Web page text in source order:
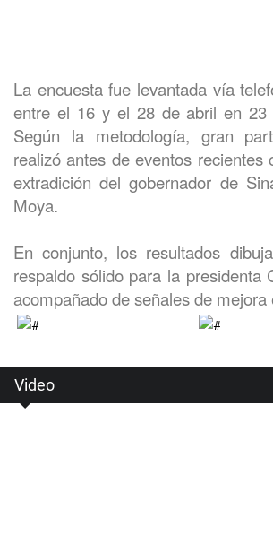
La encuesta fue levantada vía
entre el 16 y el 28 de abril en 23
Según la metodología, gran
realizó antes de eventos recientes
extradición del gobernador de
Moya.
En conjunto, los resultados
respaldo sólido para la presidenta
acompañado de señales de
Video